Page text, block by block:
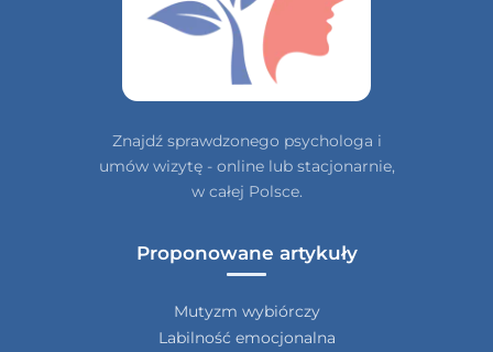
Znajdź sprawdzonego psychologa i
umów wizytę - online lub stacjonarnie,
w całej Polsce.
Proponowane artykuły
Mutyzm wybiórczy
Labilność emocjonalna